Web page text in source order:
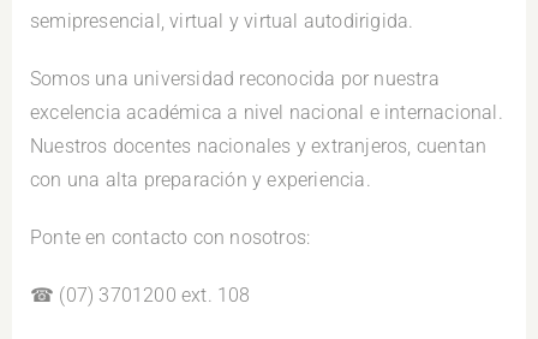
semipresencial, virtual y virtual autodirigida.
Somos una universidad reconocida por nuestra
excelencia académica a nivel nacional e internacional.
Nuestros docentes nacionales y extranjeros, cuentan
con una alta preparación y experiencia.
Ponte en contacto con nosotros:
☎ (07) 3701200 ext. 108